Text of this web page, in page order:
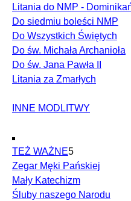
Litania do NMP -
Do siedmiu boleści NMP
Do Wszystkich Świętych
Do św. Michała Archanioła
Do św. Jana Pawła II
Litania za Zmarłych
INNE MODLITWY
TEŻ WAŻNE5
Zegar Męki Pańskiej
Mały Katechizm
Śluby naszego Narodu